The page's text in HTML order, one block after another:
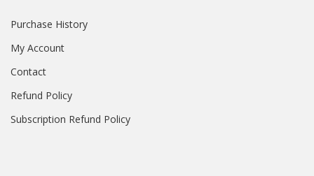
Purchase History
My Account
Contact
Refund Policy
Subscription Refund Policy